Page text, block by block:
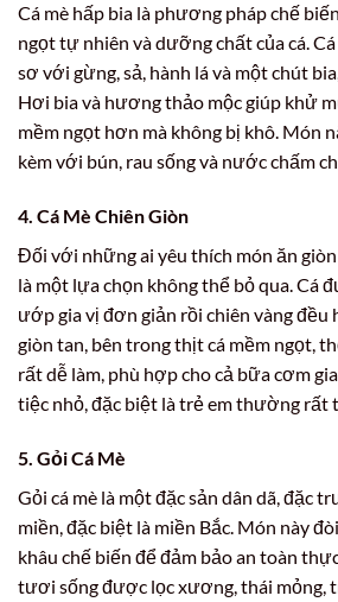
Cá mè hấp bia là phương pháp chế
ngọt tự nhiên và dưỡng chất của cá.
sơ với gừng, sả, hành lá và một chút
Hơi bia và hương thảo mộc giúp khử
mềm ngọt hơn mà không bị khô. Món
kèm với bún, rau sống và nước chấm
4. Cá Mè Chiên Giòn
Đối với những ai yêu thích món ăn giòn
là một lựa chọn không thể bỏ qua. Cá
ướp gia vị đơn giản rồi chiên vàng đều
giòn tan, bên trong thịt cá mềm ngọt,
rất dễ làm, phù hợp cho cả bữa cơm
tiệc nhỏ, đặc biệt là trẻ em thường rất
5. Gỏi Cá Mè
Gỏi cá mè là một đặc sản dân dã, đặc
miền, đặc biệt là miền Bắc. Món này
khâu chế biến để đảm bảo an toàn
tươi sống được lọc xương, thái mỏng,